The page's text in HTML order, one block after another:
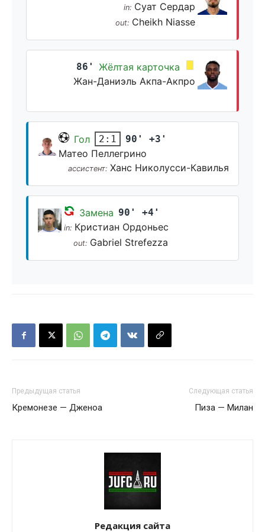
in: Суат Сердар
out: Cheikh Niasse
86'
Жёлтая карточка
Жан-Даниэль Акпа-Акпро
Гол 2:1 90' +3'
Матео Пеллегрино
ассистент: Ханс Николусси-Кавилья
Замена 90' +4'
in: Кристиан Ордоньес
out: Gabriel Strefezza
Предыдущая статья
Кремонезе — Дженоа
Следующая статья
Пиза — Милан
Редакция сайта